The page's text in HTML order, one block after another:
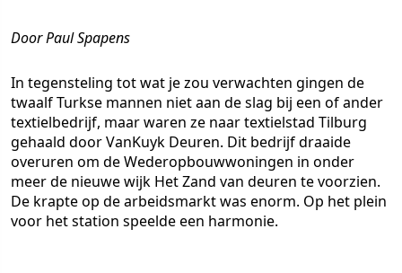
Door Paul Spapens
In tegensteling tot wat je zou verwachten gingen de
twaalf Turkse mannen niet aan de slag bij een of ander
textielbedrijf, maar waren ze naar textielstad Tilburg
gehaald door VanKuyk Deuren. Dit bedrijf draaide
overuren om de Wederopbouwwoningen in onder
meer de nieuwe wijk Het Zand van deuren te voorzien.
De krapte op de arbeidsmarkt was enorm. Op het plein
voor het station speelde een harmonie.